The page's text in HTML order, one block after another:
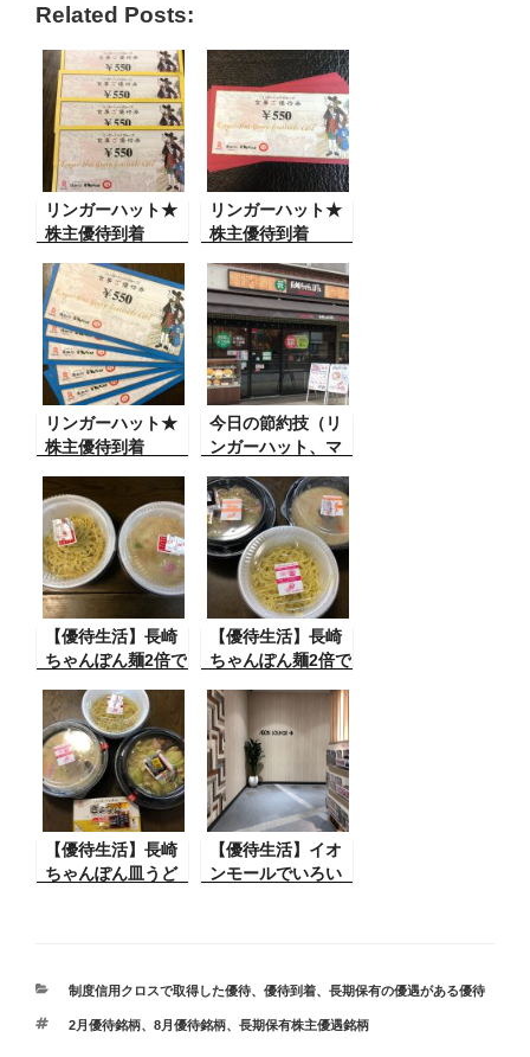
c
e
b
o
o
k
tt
er
e
n
a
Related Posts:
リンガーハット★
株主優待到着
リンガーハット★
株主優待到着
リンガーハット★
株主優待到着
今日の節約技（リ
ンガーハット、マ
【優待生活】長崎
ちゃんぽん麺2倍で
倍（リンガーハッ
ト）
【優待生活】長崎
ちゃんぽん麺2倍で
（リンガーハッ
ト）
【優待生活】長崎
ちゃんぽん皿うど
【優待生活】イオ
ンモールでいろい
オン北海道）
カ
ゴ
制度信用クロスで取得した優待、 優待到着、 長期保有の優遇がある優待
タ
2月優待銘柄、 8月優待銘柄、 長期保有株主優遇銘柄